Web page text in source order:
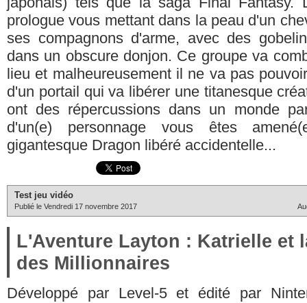
prologue vous mettant dans la peau d'un
ses compagnons d'arme, avec des
dans un obscure donjon. Ce groupe va
lieu et malheureusement il ne va pas
d'un portail qui va libérer une titanesque
ont des répercussions dans un monde
d'un(e) personnage vous êtes
gigantesque Dragon libéré accidentelle...
Test jeu vidéo
Publié le Vendredi 17 novembre 2017
L'Aventure Layton : Katrielle et
des Millionnaires
Développé par Level-5 et édité par